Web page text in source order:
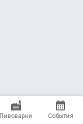
Пивоварни События